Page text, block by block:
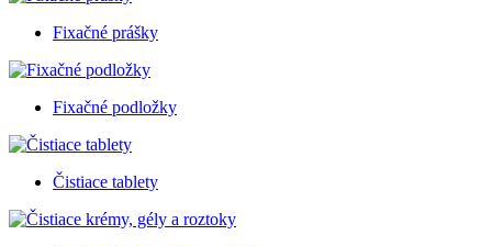
Fixačné prášky
Fixačné podložky
Čistiace tablety